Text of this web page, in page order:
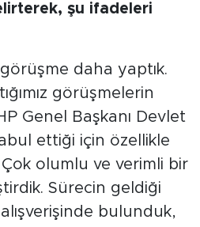
şu ifadeleri
daha yaptık.
görüşmelerin
Genel Başkanı Devlet
ettiği için özellikle
olumlu ve verimli bir
Sürecin geldiği
bulunduk,